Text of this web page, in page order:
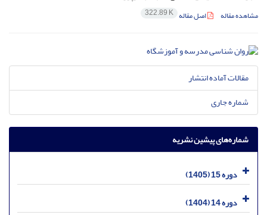
مشاهده مقاله اصل مقاله 322.89 K
مقالات آماده انتشار
شماره جاری
شماره‌های پیشین نشریه
دوره 15 (1405)
دوره 14 (1404)